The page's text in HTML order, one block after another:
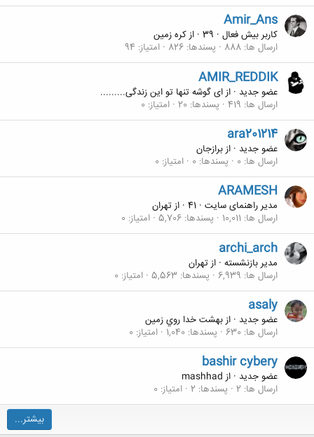
Amir_Ans
کاربر بیش فعال ·
· ازکره زمین
ارسال ها 888 پسندها 826 امتیاز 94
AMIR_REDDIK
عضو جدید · ازای گوشه تنها تو این زندگی.........
ارسال ها 419 پسندها 20 امتیاز 0
ara201214
عضو جدید · ازبرازجان
ارسال ها 0 پسندها 0 امتیاز 0
ARAMESH
مدیر راهنمای سایت ·
· ازتهران
ارسال ها 10,011 پسندها 5,706 امتیاز 0
archi_arch
مدیر بازنشسته · ازتهران
ارسال ها 6,939 پسندها 5,563 امتیاز 0
asaly
عضو جدید · ازبهشت خدا روي زمين
ارسال ها 630 پسندها 1,040 امتیاز 0
bashir cybery
عضو جدید · از mashhad
ارسال ها 2 پسندها 2 امتیاز 0
بیشتر...